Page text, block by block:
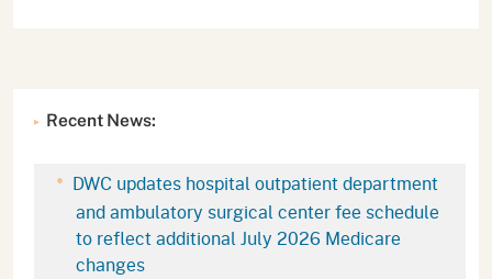
Recent News:
DWC updates hospital outpatient department
and ambulatory surgical center fee schedule
to reflect additional July 2026 Medicare
changes